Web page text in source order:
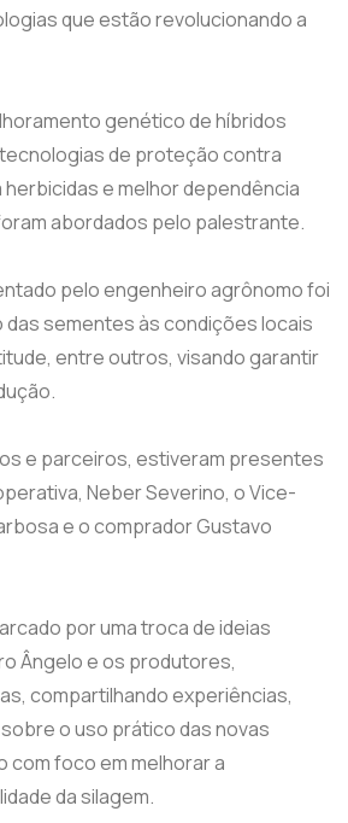
que estão revolucionando a
genético de híbridos
de proteção contra
e melhor dependência
abordados pelo palestrante.
pelo engenheiro agrônomo foi
das sementes às condições locais
entre outros, visando garantir
e parceiros, estiveram presentes
Neber Severino, o Vice-
e o comprador Gustavo
por uma troca de ideias
Ângelo e os produtores,
compartilhando experiências,
o uso prático das novas
com foco em melhorar a
da silagem.